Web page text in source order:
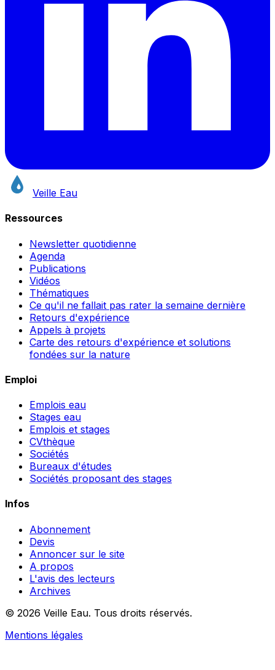
Veille Eau
Ressources
Newsletter quotidienne
Agenda
Publications
Vidéos
Thématiques
Ce qu'il ne fallait pas rater la semaine dernière
Retours d'expérience
Appels à projets
Carte des retours d'expérience et solutions
fondées sur la nature
Emploi
Emplois eau
Stages eau
Emplois et stages
CVthèque
Sociétés
Bureaux d'études
Sociétés proposant des stages
Infos
Abonnement
Devis
Annoncer sur le site
A propos
L'avis des lecteurs
Archives
© 2026 Veille Eau. Tous droits réservés.
Mentions légales